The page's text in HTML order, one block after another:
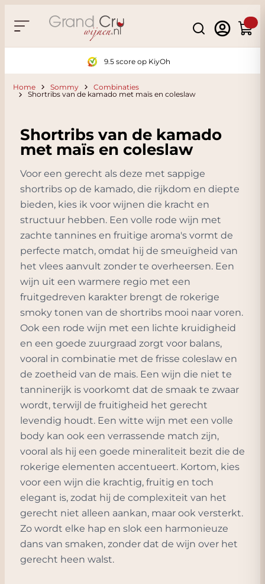
Search
9.5 score op KiyOh
Home Sommy
Combinaties
Shortribs van de kamado met maïs en coleslaw
Shortribs van de kamado
met maïs en coleslaw
Voor een gerecht als deze met sappige
shortribs op de kamado, die rijkdom en diepte
bieden, kies ik voor wijnen die kracht en
structuur hebben. Een volle rode wijn met
zachte tannines en fruitige aroma's vormt de
perfecte match, omdat hij de smeuïgheid van
het vlees aanvult zonder te overheersen. Een
wijn uit een warmere regio met een
fruitgedreven karakter brengt de rokerige
smoky tonen van de shortribs mooi naar voren.
Ook een rode wijn met een lichte kruidigheid
en een goede zuurgraad zorgt voor balans,
vooral in combinatie met de frisse coleslaw en
de zoetheid van de mais. Een wijn die niet te
tanninerijk is voorkomt dat de smaak te zwaar
wordt, terwijl de fruitigheid het gerecht
levendig houdt. Een witte wijn met een volle
body kan ook een verrassende match zijn,
vooral als hij een goede mineraliteit bezit die de
rokerige elementen accentueert. Kortom, kies
voor een wijn die krachtig, fruitig en toch
elegant is, zodat hij de complexiteit van het
gerecht niet alleen aankan, maar ook versterkt.
Zo wordt elke hap en slok een harmonieuze
dans van smaken, zonder dat de wijn over het
gerecht heen walst.